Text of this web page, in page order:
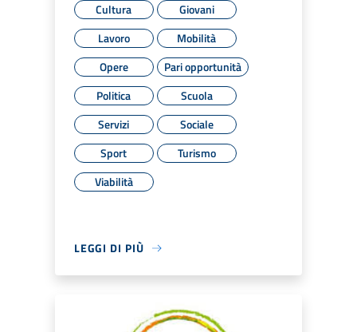
Cultura
Giovani
Lavoro
Mobilità
Opere
Pari opportunità
Politica
Scuola
Servizi
Sociale
Sport
Turismo
Viabilità
LEGGI DI PIÙ